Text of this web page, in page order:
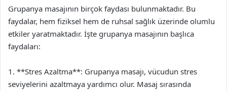
Grupanya masajının birçok faydası bulunmaktadır. Bu
faydalar, hem fiziksel hem de ruhsal sağlık üzerinde olumlu
etkiler yaratmaktadır. İşte grupanya masajının başlıca
faydaları:
1. **Stres Azaltma**: Grupanya masajı, vücudun stres
seviyelerini azaltmaya yardımcı olur. Masaj sırasında